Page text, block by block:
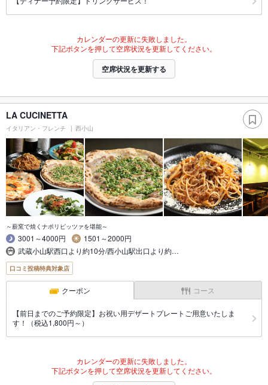
カレンダーの更新に失敗しました。
下記ボタンを押して空席状況を更新してください。
空席状況を更新する
LA CUCINETTA
イタリアン・フレンチ 西小山
～薪窯で焼くナポリピッツァを堪能～
3001～4000円
1501～2000円
武蔵小山駅西口より約10分/西小山駅出口より約…
口コミ投稿特典対象店
クーポン コース
【前日までのご予約限定】お祝い用デザートプレートご用意いたしま
す！（税込1,800円～）
カレンダーの更新に失敗しました。
下記ボタンを押して空席状況を更新してください。